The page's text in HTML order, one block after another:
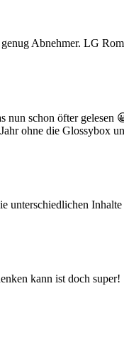
Abnehmer. LG
nun schon öfter gelesen
ohne die
unterschiedlichen
kann ist doch super!